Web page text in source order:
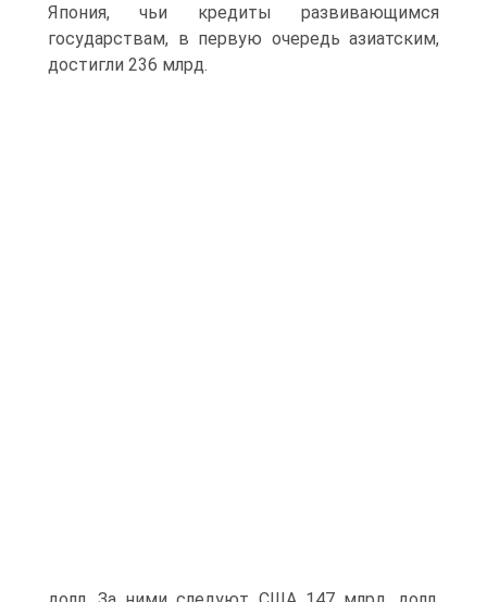
Япония, чьи кредиты развивающимся
государствам, в первую очередь азиатским,
достигли 236 млрд.